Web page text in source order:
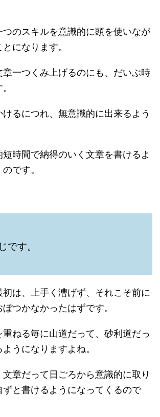
のスキルを意識的に頭を使いなが
になります。
章一つくみ上げるのにも、だいぶ時
るにつれ、無意識的に出来るよう
時間で納得のいく文章を書けるよ
です。
です。
初は、上手く漕げず、それこそ前に
つかなかったはずです。
ねる毎に山道だって、砂利道だっ
うになりますよね。
章だって日ごろから意識的に取り
と書けるようになってくるので